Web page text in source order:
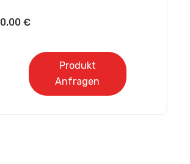
0,00 €
Produkt
Anfragen